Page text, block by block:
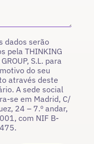
dados serão
pela THINKING
S.L. para
do seu
através deste
A sede social
se em Madrid, C/
24 – 7.º andar,
com NIF B-